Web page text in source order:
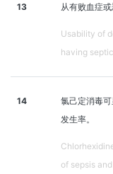
13 从有败血症
Usability of
having
14
氯己定消毒
发生率。
of sepsis